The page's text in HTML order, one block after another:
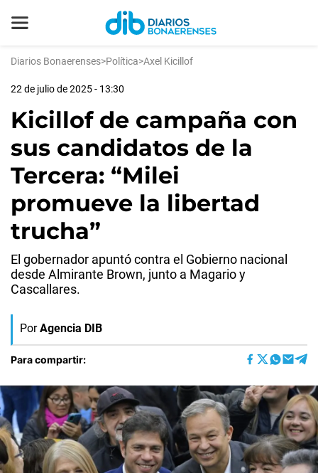
Diarios Bonaerenses>Política>Axel Kicillof
22 de julio de 2025 - 13:30
Kicillof de campaña con
sus candidatos de la
Tercera: “Milei
promueve la libertad
trucha”
El gobernador apuntó contra el Gobierno nacional
desde Almirante Brown, junto a Magario y
Cascallares.
Por Agencia DIB
Para compartir: